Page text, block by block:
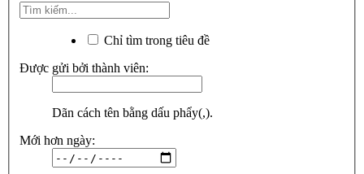
Chỉ tìm trong tiêu đề
Được gửi bởi thành viên:
Dãn cách tên bằng dấu phẩy(,).
Mới hơn ngày: